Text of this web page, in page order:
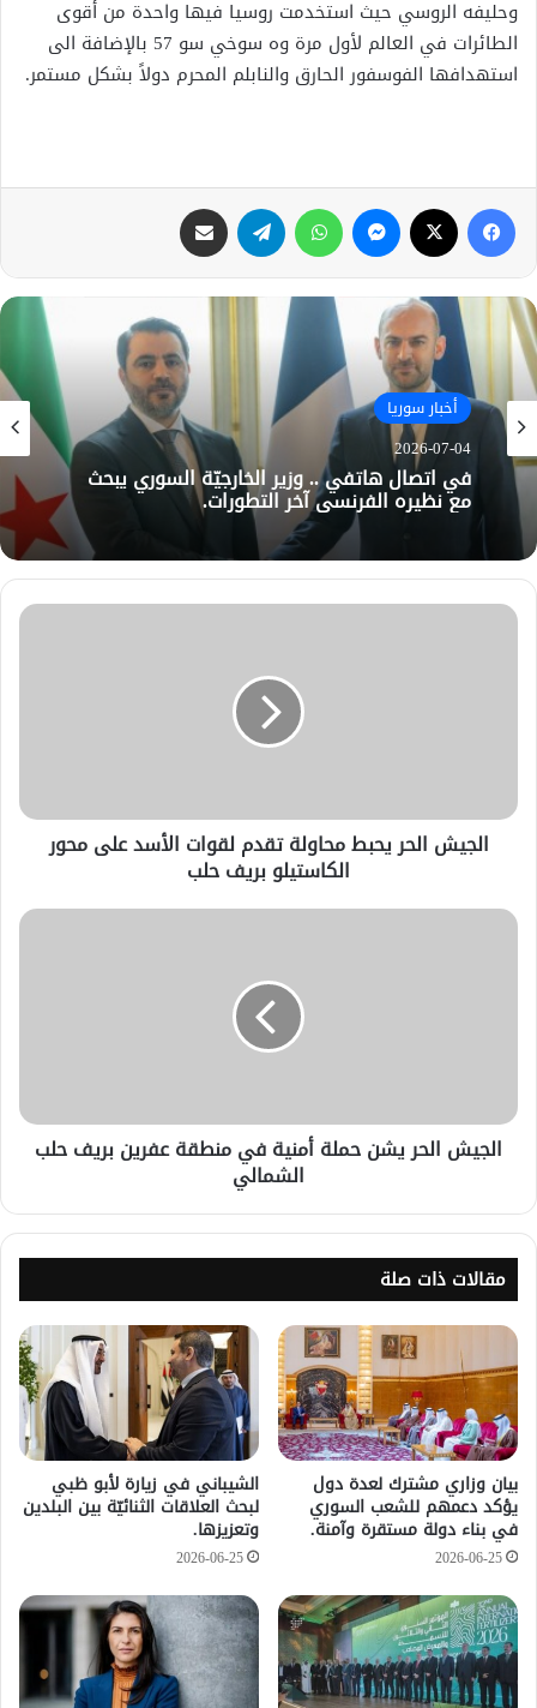
وحليفه الروسي حيث استخدمت روسيا فيها واحدة من أقوى
الطائرات في العالم لأول مرة وه سوخي سو 57 بالإضافة الى
استهدافها الفوسفور الحارق والنابلم المحرم دولاً بشكل مستمر.
فيسبوك ماسنجر واتساب تيلقرام
أخبار سوريا
2026-07-04
في اتصال هاتفي .. وزير الخارجيّة السوري يبحث
مع نظيره الفرنسي آخر التطورات.
الجيش الحر يحبط محاولة تقدم لقوات الأسد على محور
الكاستيلو بريف حلب
الجيش الحر يشن حملة أمنية في منطقة عفرين بريف حلب
الشمالي
مقالات ذات صلة
بيان وزاري مشترك لعدة دول
يؤكد دعمهم للشعب السوري
في بناء دولة مستقرة وآمنة.
2026-06-25
الشيباني في زيارة لأبو ظبي
لبحث العلاقات الثنائيّة بين البلدين
وتعزيزها.
2026-06-25